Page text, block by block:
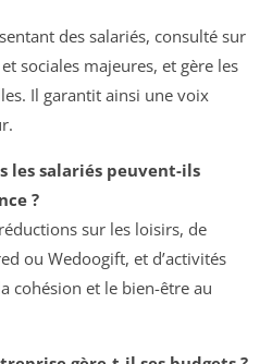
des salariés, consulté sur
sociales majeures, et gère les
Il garantit ainsi une voix
les salariés peuvent-ils
?
sur les loisirs, de
ou Wedoogift, et d’activités
cohésion et le bien-être au